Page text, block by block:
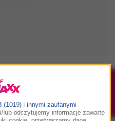
Silesia Memoriał Kamili
(1019) i innymi zaufanymi
lub odczytujemy informacje zawarte